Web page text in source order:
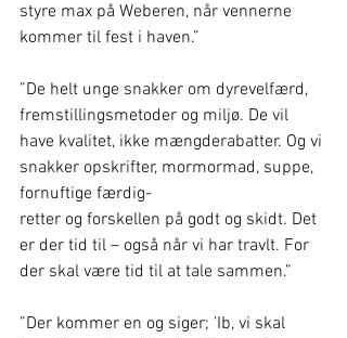
styre max på Weberen, når vennerne
kommer til fest i haven.”
”De helt unge snakker om dyrevelfærd,
fremstillingsmetoder og miljø. De vil
have kvalitet, ikke mængderabatter. Og vi
snakker opskrifter, mormormad, suppe,
fornuftige færdig-
retter og forskellen på godt og skidt. Det
er der tid til – også når vi har travlt. For
der skal være tid til at tale sammen.”
”Der kommer en og siger; ’Ib, vi skal